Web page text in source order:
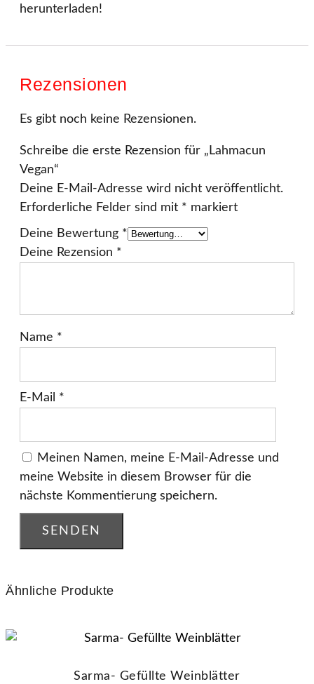
herunterladen!
Rezensionen
Es gibt noch keine Rezensionen.
Schreibe die erste Rezension für „Lahmacun
Vegan“
Deine E-Mail-Adresse wird nicht veröffentlicht.
Erforderliche Felder sind mit * markiert
Deine Bewertung *
Deine Rezension *
Name *
E-Mail *
Meinen Namen, meine E-Mail-Adresse und
meine Website in diesem Browser für die
nächste Kommentierung speichern.
Ähnliche Produkte
Sarma- Gefüllte Weinblätter